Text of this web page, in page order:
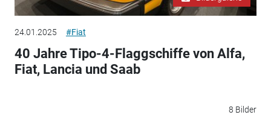
24.01.2025 #Fiat
40 Jahre Tipo-4-Flaggschiffe von Alfa,
Fiat, Lancia und Saab
8 Bilder